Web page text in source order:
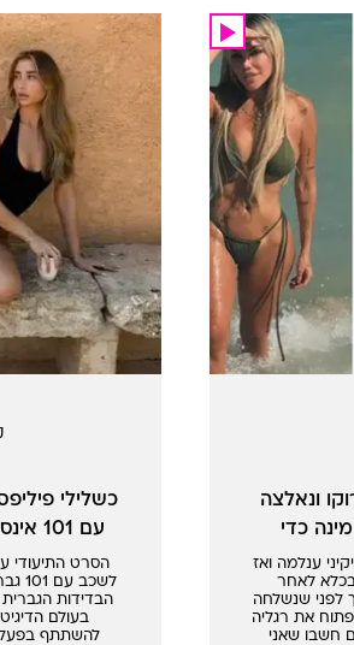
ונאלצה
כדי
ענלמה ואז
לאחר
לפני שנשלחה
את רגליה
חשבו שאני
כשלילי
עם 101 אינסלים - מי הקורבן?
הסרט התיעודי
הבדידות הגברית
בעולם
להשתתף